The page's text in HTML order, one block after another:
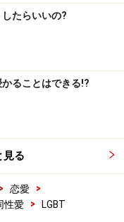
たらいいの?
ることはできる!?
見る
> 恋愛
>
性愛
> LGBT